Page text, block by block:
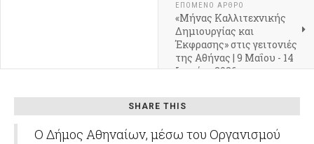
ΕΠΌΜΕΝΟ ΆΡΘΡΟ
«Μήνας Καλλιτεχνικής
Δημιουργίας και
Έκφρασης» στις γειτονιές
της Αθήνας | 9 Μαΐου - 14
Ιουνίου 2026
SHARE THIS
Ο Δήμος Αθηναίων, μέσω του Οργανισμού